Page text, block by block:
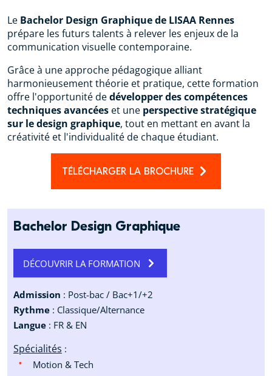
Le Bachelor Design Graphique de LISAA Rennes
prépare les futurs talents à relever les enjeux de la
communication visuelle contemporaine.
Grâce à une approche pédagogique alliant
harmonieusement théorie et pratique, cette formation
offre l'opportunité dedévelopper des compétences
techniques avancées et une perspective stratégique
sur le design graphique, tout en mettant en avant la
créativité et l'individualité de chaque étudiant.
TÉLÉCHARGER LA BROCHURE
Bachelor Design Graphique
DÉCOUVRIR LA FORMATION
Admission : Post-bac / Bac+1/+2
Rythme : Classique/Alternance
Langue : FR & EN
Spécialités :
Motion & Tech